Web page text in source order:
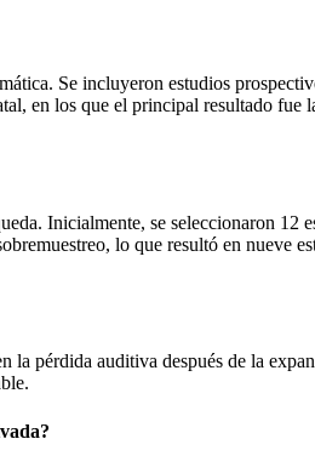
Se incluyeron estudios
en los que el principal resultado
Inicialmente, se seleccionaron
lo que resultó en nueve
pérdida auditiva después de la